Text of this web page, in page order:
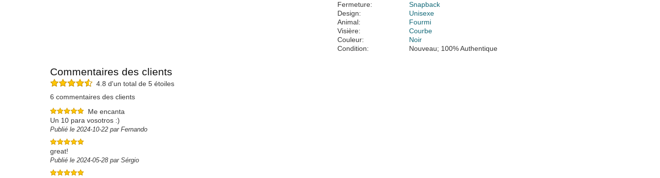
Fermeture:
Snapback
Design:
Unisexe
Animal:
Fourmi
Visière:
Courbe
Couleur:
Noir
Condition:
Nouveau; 100% Authentique
Commentaires des clients
4.8 d'un total de 5 étoiles
6 commentaires des clients
Me encanta
Un 10 para vosotros :)
Publié le 2024-10-22 par Fernando
great!
Publié le 2024-05-28 par Sérgio